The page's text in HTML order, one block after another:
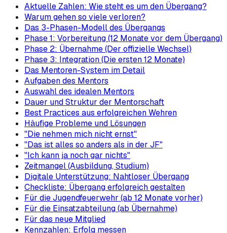
Aktuelle Zahlen: Wie steht es um den Übergang?
Warum gehen so viele verloren?
Das 3-Phasen-Modell des Übergangs
Phase 1: Vorbereitung (12 Monate vor dem Übergang)
Phase 2: Übernahme (Der offizielle Wechsel)
Phase 3: Integration (Die ersten 12 Monate)
Das Mentoren-System im Detail
Aufgaben des Mentors
Auswahl des idealen Mentors
Dauer und Struktur der Mentorschaft
Best Practices aus erfolgreichen Wehren
Häufige Probleme und Lösungen
"Die nehmen mich nicht ernst"
"Das ist alles so anders als in der JF"
"Ich kann ja noch gar nichts"
Zeitmangel (Ausbildung, Studium)
Digitale Unterstützung: Nahtloser Übergang
Checkliste: Übergang erfolgreich gestalten
Für die Jugendfeuerwehr (ab 12 Monate vorher)
Für die Einsatzabteilung (ab Übernahme)
Für das neue Mitglied
Kennzahlen: Erfolg messen